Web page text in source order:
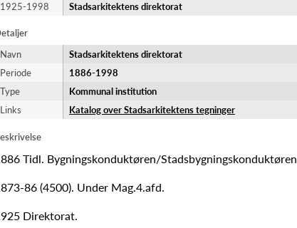
1925-1998
Stadsarkitektens direktorat
Navn
Stadsarkitektens direktorat
Periode
1886-​1998
Type
Kommunal institution
Links
Katalog over Stadsarkitektens tegninger
Tidl. Bygningskonduktøren/Stadsbygningskonduktøren
86 (4500). Under Mag.4.afd.
Direktorat.